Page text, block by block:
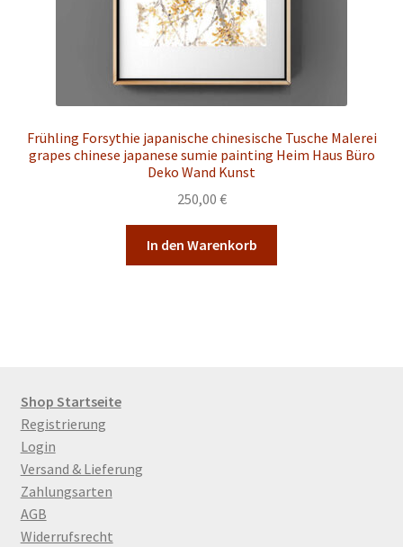
Frühling Forsythie japanische chinesische Tusche Malerei
grapes chinese japanese sumie painting Heim Haus Büro
Deko Wand Kunst
250,00 €
In den Warenkorb
Shop Startseite
Registrierung
Login
Versand & Lieferung
Zahlungsarten
AGB
Widerrufsrecht